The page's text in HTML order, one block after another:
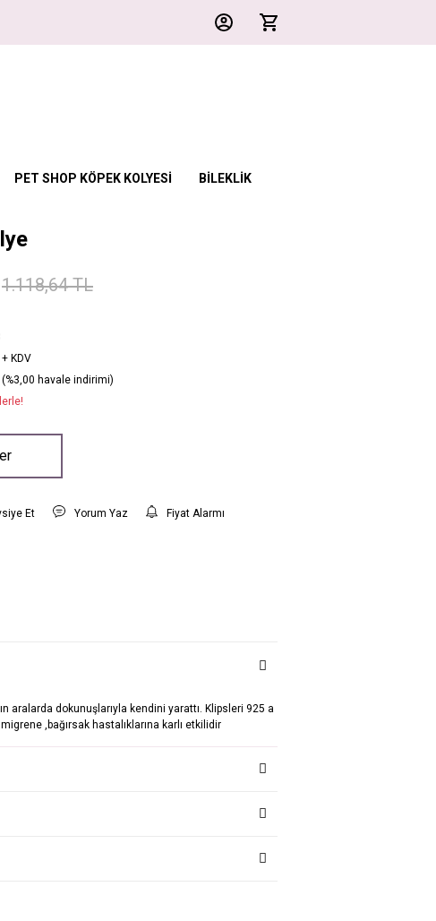
PET SHOP KÖPEK KOLYESİ BİLEKLİK
1.118,64 TL
KDV
(%3,00 havale indirimi)
Et Yorum Yaz Fiyat Alarmı
aralarda dokunuşlarıyla kendini yarattı. Klipsleri 925 a
,bağırsak hastalıklarına karlı etkilidir